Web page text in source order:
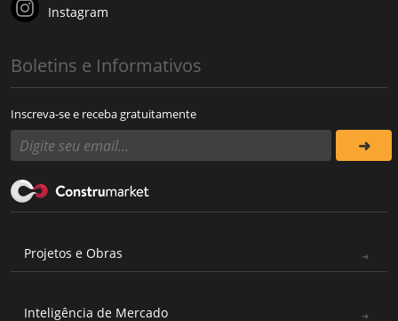
Instagram
Boletins e Informativos
Inscreva-se e receba gratuitamente
Projetos e Obras
Inteligência de Mercado